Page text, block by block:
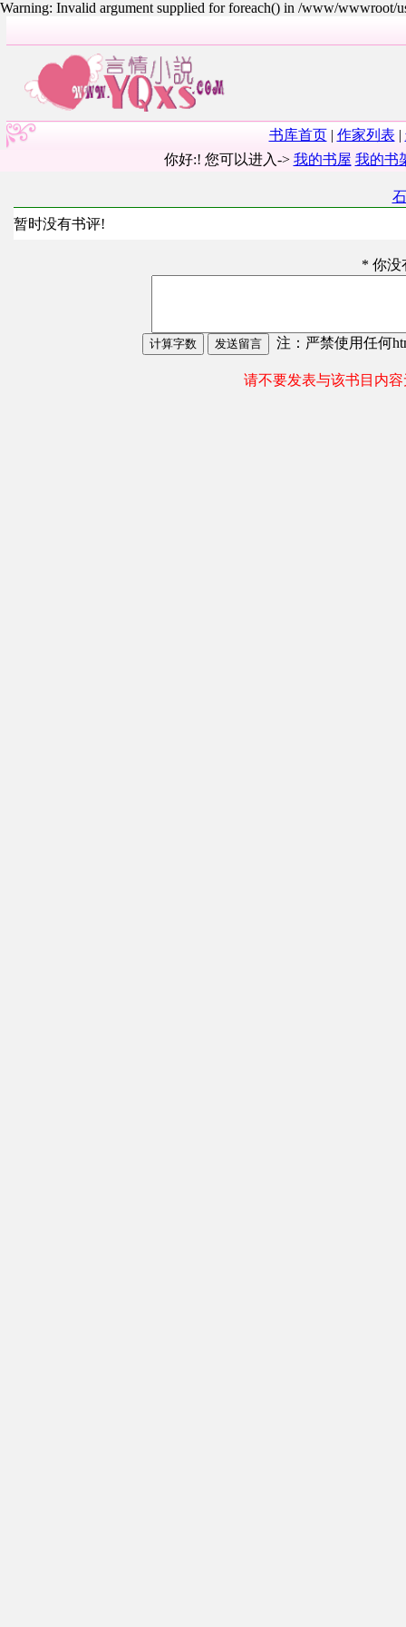
Warning: Invalid argument supplied for foreach() in /www/wwwroot/
书库首页| 作家列表 |
你好:! 您可以进入-> 我的书屋 我的书
暂时没有书评!
* 你没
注：严禁使用任何
请不要发表与该书目内